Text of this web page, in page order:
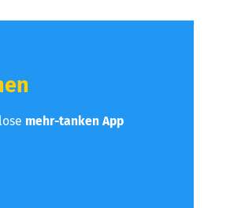
mehr-tanken App